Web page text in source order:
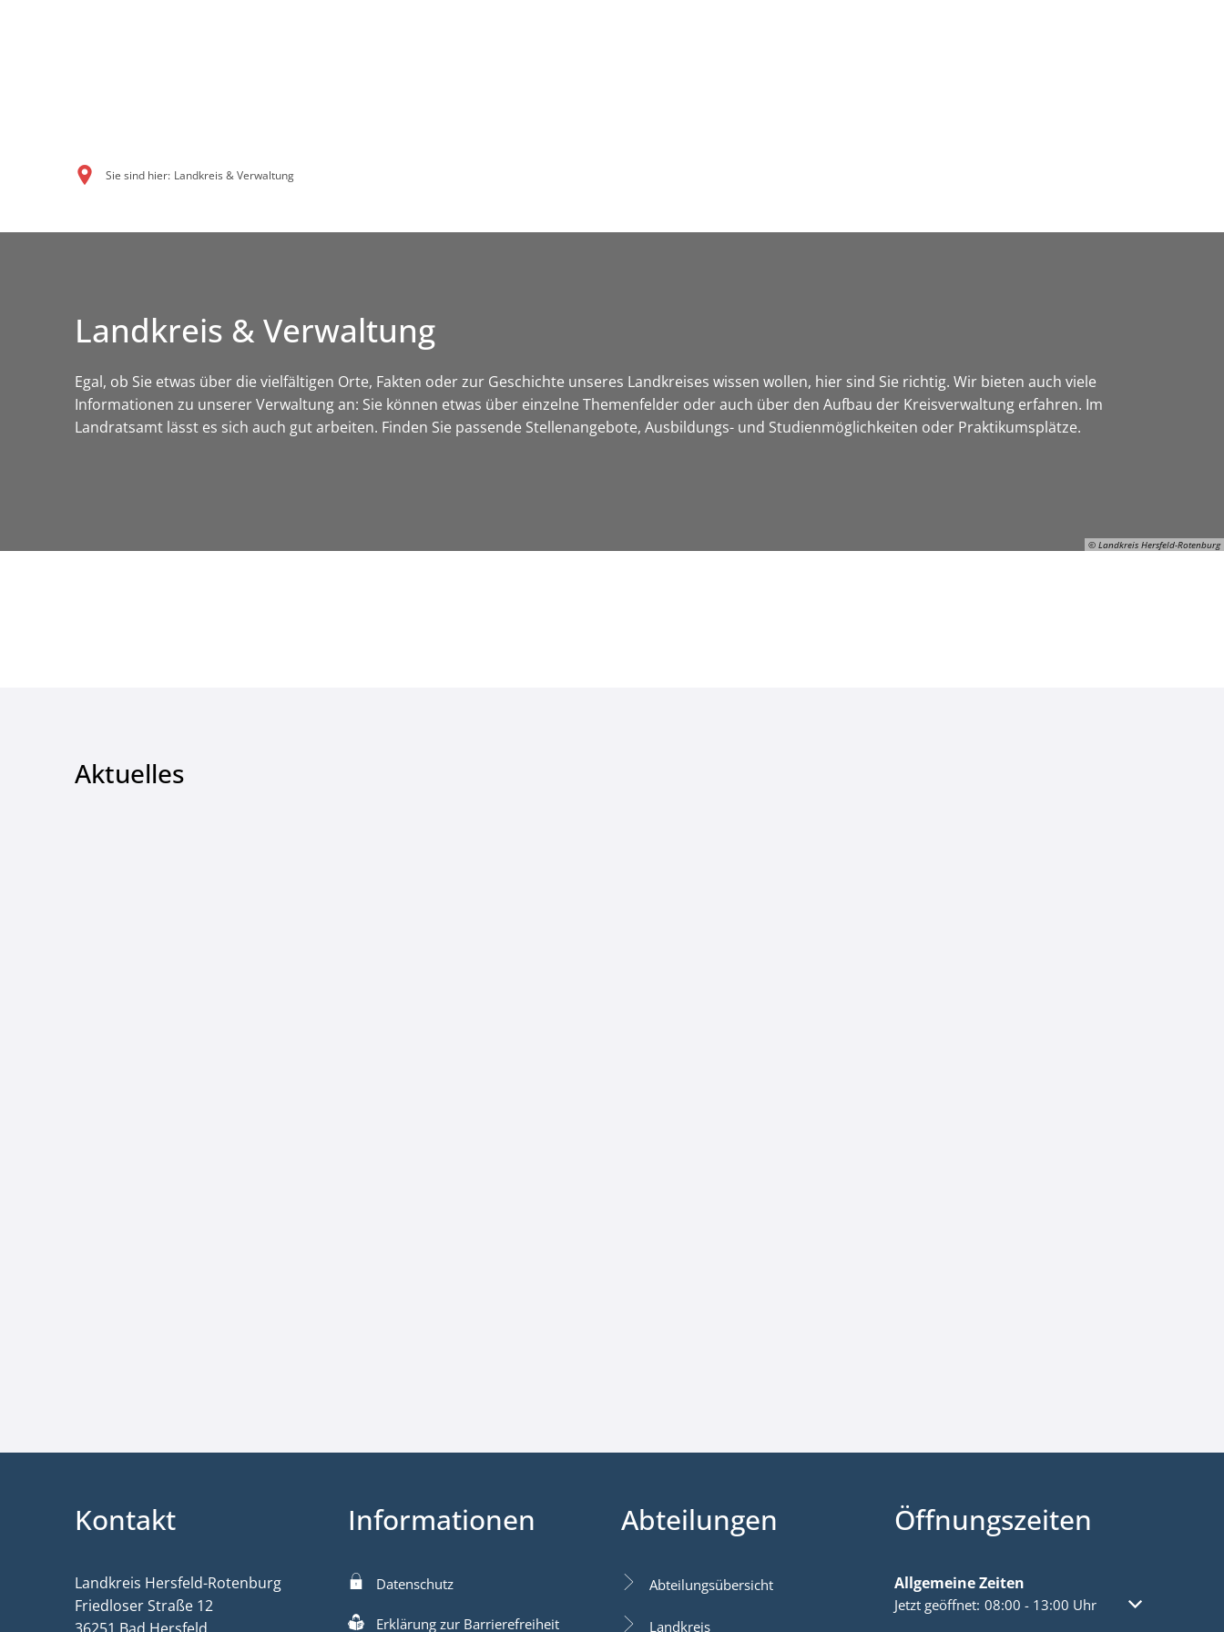
Sie sind hier: Landkreis & Verwaltung
© Landkreis Hersfeld-Rotenburg
Landkreis & Verwaltung
Egal, ob Sie etwas über die vielfältigen Orte, Fakten oder zur Geschichte unseres Landkreises wissen wollen, hier sind Sie richtig. Wir bieten auch viele
Informationen zu unserer Verwaltung an: Sie können etwas über einzelne Themenfelder oder auch über den Aufbau der Kreisverwaltung erfahren. Im
Landratsamt lässt es sich auch gut arbeiten. Finden Sie passende Stellenangebote, Ausbildungs- und Studienmöglichkeiten oder Praktikumsplätze.
Aktuelles
Kontakt
Landkreis Hersfeld-Rotenburg
Friedloser Straße 12
Informationen
Datenschutz
Erklärung zur Barrierefreiheit
Abteilungen
Abteilungsübersicht
Landkreis
Öffnungszeiten
Allgemeine Zeiten
Klicken, um weitere Öffnungs- oder Schließzeiten
Jetzt geöffnet: 08:00 - 13:00 Uhr Von 08:00 bis